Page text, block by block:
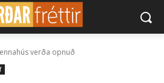
verða opnuð